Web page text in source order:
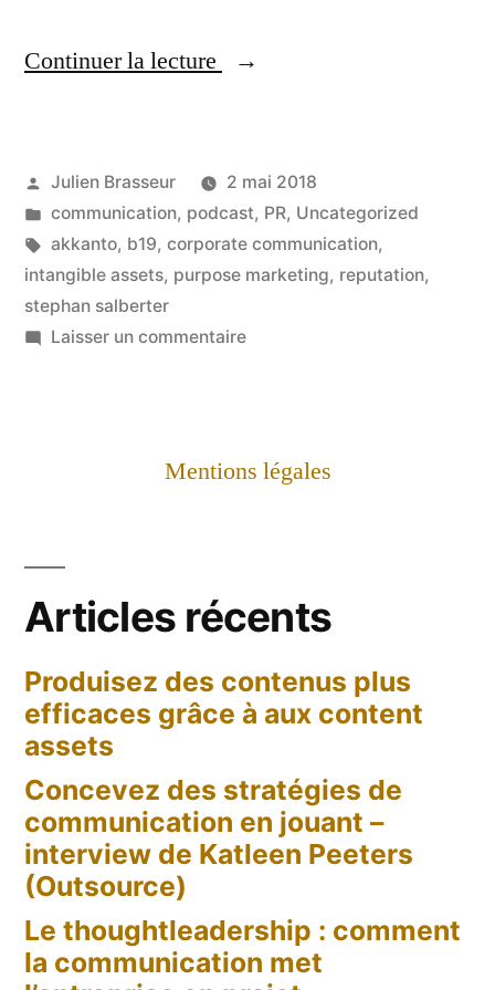
Continuer la lecture
« Interview
Salberter »
Publié
par
Julien Brasseur
2 mai 2018
Publié
dans
communication, podcast, PR, Uncategorized
Étiquettes :
akkanto, b19, corporate communication,
intangible assets, purpose marketing, reputation,
stephan salberter
Laisser un commentairesur
Salberter
Mentions légales
Articles récents
Produisez des contenus plus
efficaces grâce à aux content
assets
Concevez des stratégies de
communication en jouant –
interview de Katleen Peeters
(Outsource)
Le thoughtleadership : comment
la communication met